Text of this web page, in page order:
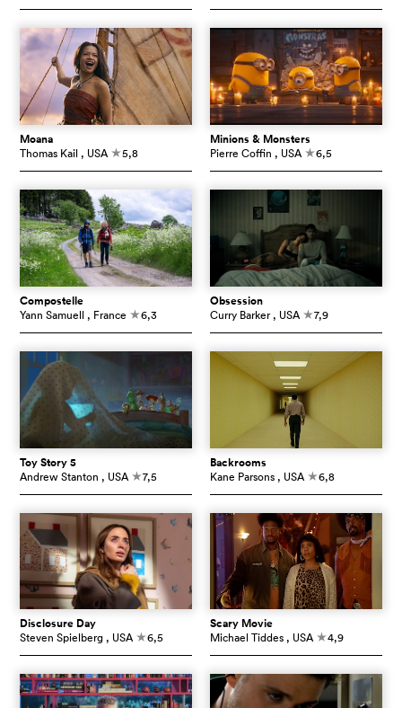
Moana
Thomas Kail , USA c5,8
Minions & Monsters
Pierre Coffin , USA c6,5
Compostelle
Yann Samuell , France c6,3
Obsession
Curry Barker , USA c7,9
Toy Story 5
Andrew Stanton , USA c7,5
Backrooms
Kane Parsons , USA c6,8
Disclosure Day
Steven Spielberg , USA c6,5
Scary Movie
Michael Tiddes , USA c4,9